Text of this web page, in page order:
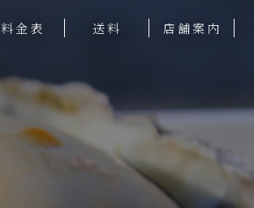
料金表 送料 店舗案内